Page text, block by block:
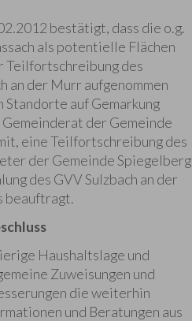
bestätigt, dass die o.g.
als potentielle Flächen
Teilfortschreibung des
an der Murr aufgenommen
auf Gemarkung
der Gemeinde
eine Teilfortschreibung des
der Gemeinde Spiegelberg
des GVV Sulzbach an der
beauftragt.
Haushaltslage und
Zuweisungen und
die weiterhin
und Beratungen aus